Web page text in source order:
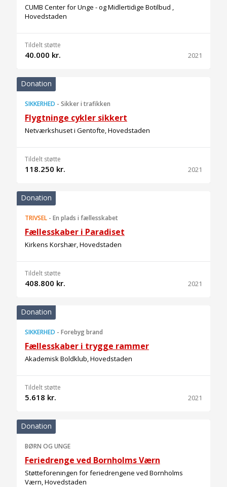
CUMB Center for Unge - og Midlertidige Botilbud ,
Hovedstaden
Tildelt støtte
40.000 kr. 2021
Donation
SIKKERHED - Sikker i trafikken
Flygtninge cykler sikkert
Netværkshuset i Gentofte, Hovedstaden
Tildelt støtte
118.250 kr. 2021
Donation
TRIVSEL - En plads i fællesskabet
Fællesskaber i Paradiset
Kirkens Korshær, Hovedstaden
Tildelt støtte
408.800 kr. 2021
Donation
SIKKERHED - Forebyg brand
Fællesskaber i trygge rammer
Akademisk Boldklub, Hovedstaden
Tildelt støtte
5.618 kr. 2021
Donation
BØRN OG UNGE
Feriedrenge ved Bornholms Værn
Støtteforeningen for feriedrengene ved Bornholms
Værn, Hovedstaden